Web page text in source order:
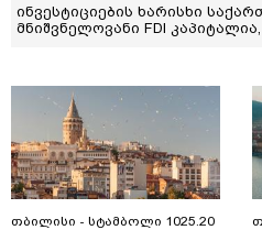
ინვესტიციების ხარისხი
მნიშვნელოვანი FDI
თბილისი - სტამბოლი 1025.20